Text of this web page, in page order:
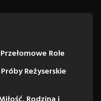
Role
Reżyserskie